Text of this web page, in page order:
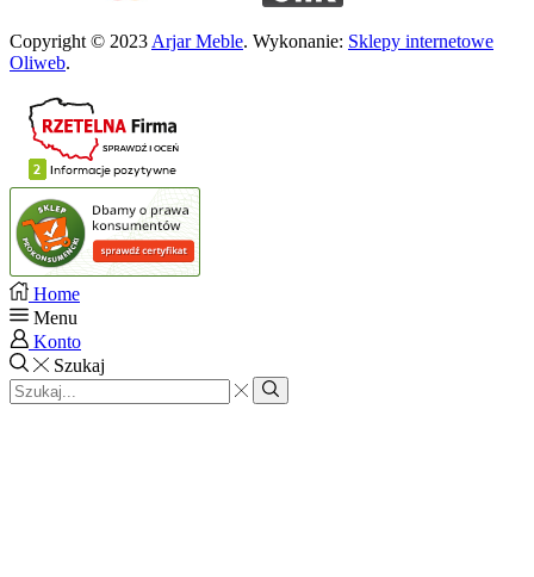
Copyright © 2023 Arjar Meble. Wykonanie: Sklepy internetowe
Oliweb.
Home
Menu
Konto
Szukaj
Search
input
Search